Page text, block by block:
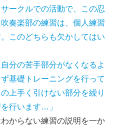
ークルでの活動で、この忍
奏楽部の練習は、個人練習
このどちらも欠かしてはい
分の苦手部分がなくなるよ
基礎トレーニングを行って
上手く引けない部分を繰り
行います…」
からない練習の説明を一か